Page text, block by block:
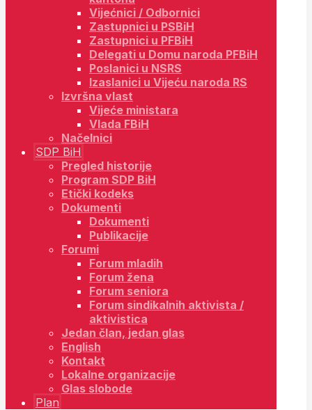
Vijećnici / Odbornici
Zastupnici u PSBiH
Zastupnici u PFBiH
Delegati u Domu naroda PFBiH
Poslanici u NSRS
Izaslanici u Vijeću naroda RS
Izvršna vlast
Vijeće ministara
Vlada FBiH
Načelnici
SDP BiH
Pregled historije
Program SDP BiH
Etički kodeks
Dokumenti
Dokumenti
Publikacije
Forumi
Forum mladih
Forum žena
Forum seniora
Forum sindikalnih aktivista /
aktivistica
Jedan član, jedan glas
English
Kontakt
Lokalne organizacije
Glas slobode
Plan